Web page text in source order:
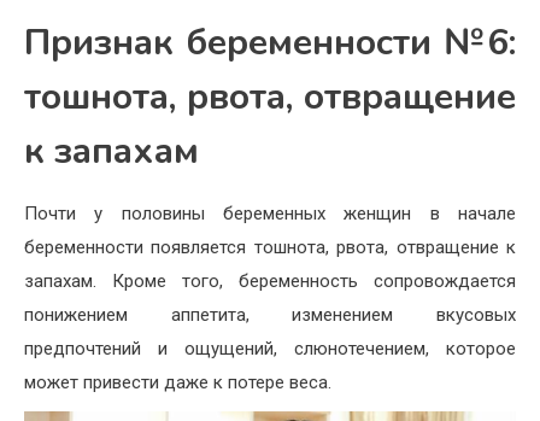
Признак беременности №6:
тошнота, рвота, отвращение
к запахам
Почти у половины беременных женщин в начале
беременности появляется тошнота, рвота, отвращение к
запахам. Кроме того, беременность сопровождается
понижением аппетита, изменением вкусовых
предпочтений и ощущений, слюнотечением, которое
может привести даже к потере веса.